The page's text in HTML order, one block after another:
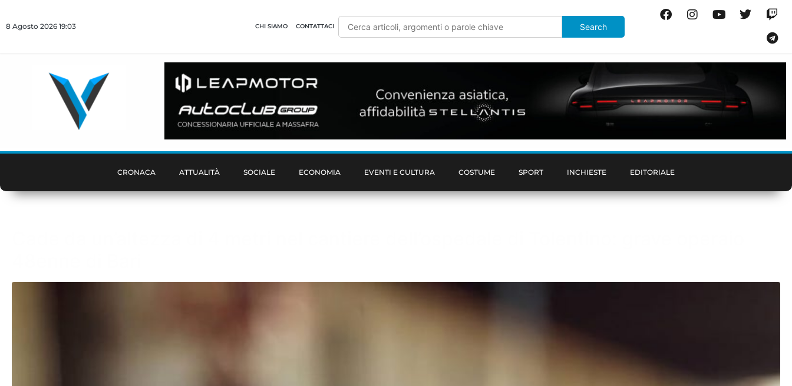
8 Agosto 2026 19:03 CHI SIAMO CONTATTACI
CRONACA ATTUALITÀ SOCIALE ECONOMIA EVENTI E CULTURA COSTUME SPORT INCHIESTE EDITORIALE